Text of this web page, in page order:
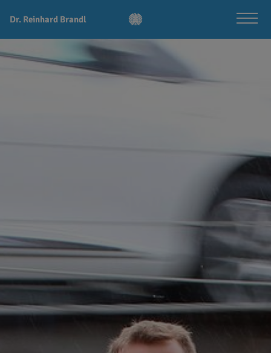
Dr. Reinhard Brandl